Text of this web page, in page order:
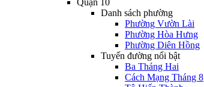
Quận 10
Danh sách phường
Phường Vườn Lài
Phường Hòa Hưng
Phường Diên Hồng
Tuyến đường nổi bật
Ba Tháng Hai
Cách Mạng Tháng 8